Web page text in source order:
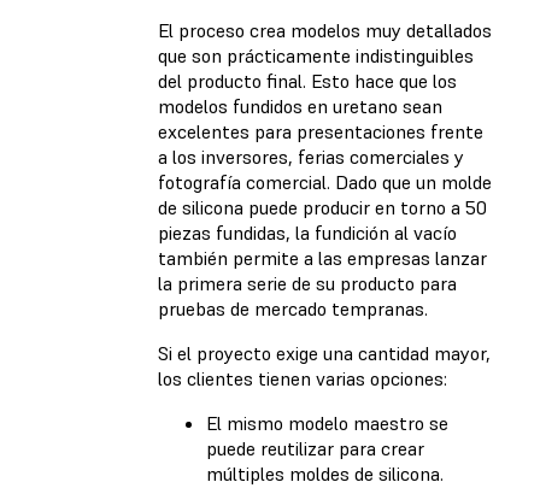
El proceso crea modelos muy detallados
que son prácticamente indistinguibles
del producto final. Esto hace que los
modelos fundidos en uretano sean
excelentes para presentaciones frente
a los inversores, ferias comerciales y
fotografía comercial. Dado que un molde
de silicona puede producir en torno a 50
piezas fundidas, la fundición al vacío
también permite a las empresas lanzar
la primera serie de su producto para
pruebas de mercado tempranas.
Si el proyecto exige una cantidad mayor,
los clientes tienen varias opciones:
El mismo modelo maestro se
puede reutilizar para crear
múltiples moldes de silicona.